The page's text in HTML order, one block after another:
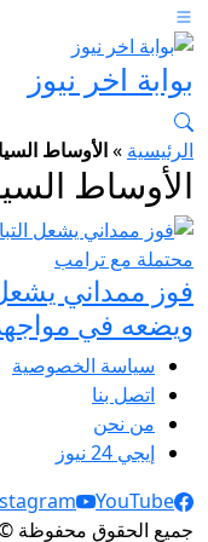
بوابة اخر نيوز
الرئيسية »الأوساط
الأوساط
فوز ممداني
ويضعه في
سياسة الخصوصية
اتصل بنا
من نحن
إيجي 24 نيوز
Social Links
YouTube
جميع الحقوق محفوظة ©